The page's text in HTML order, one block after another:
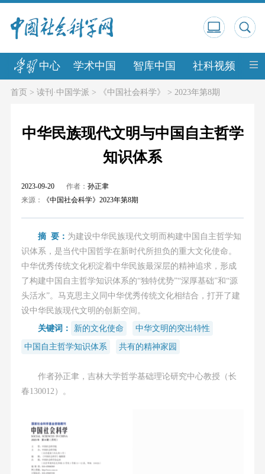
中心 学术中国 智库中国 社科视频 中
首页> 读刊·中国学派 > 《中国社会科学》 > 2023年第8期
中华民族现代文明与中国自主哲学
知识体系
2023-09-20 作者： 孙正聿
来源：
《中国社会科学》2023年第8期
摘 要： 为建设中华民族现代文明而构建中国自主哲学知
识体系，是当代中国哲学在新时代所担负的重大文化使命。
中华优秀传统文化积淀着中华民族最深层的精神追求，形成
了构建中国自主哲学知识体系的“独特优势”“深厚基础”和“源
头活水”。马克思主义同中华优秀传统文化相结合，打开了建
设中华民族现代文明的创新空间。
关键词：
新的文化使命 中华文明的突出特性
中国自主哲学知识体系 共有的精神家园
作者孙正聿，吉林大学哲学基础理论研究中心教授（长
春130012）。